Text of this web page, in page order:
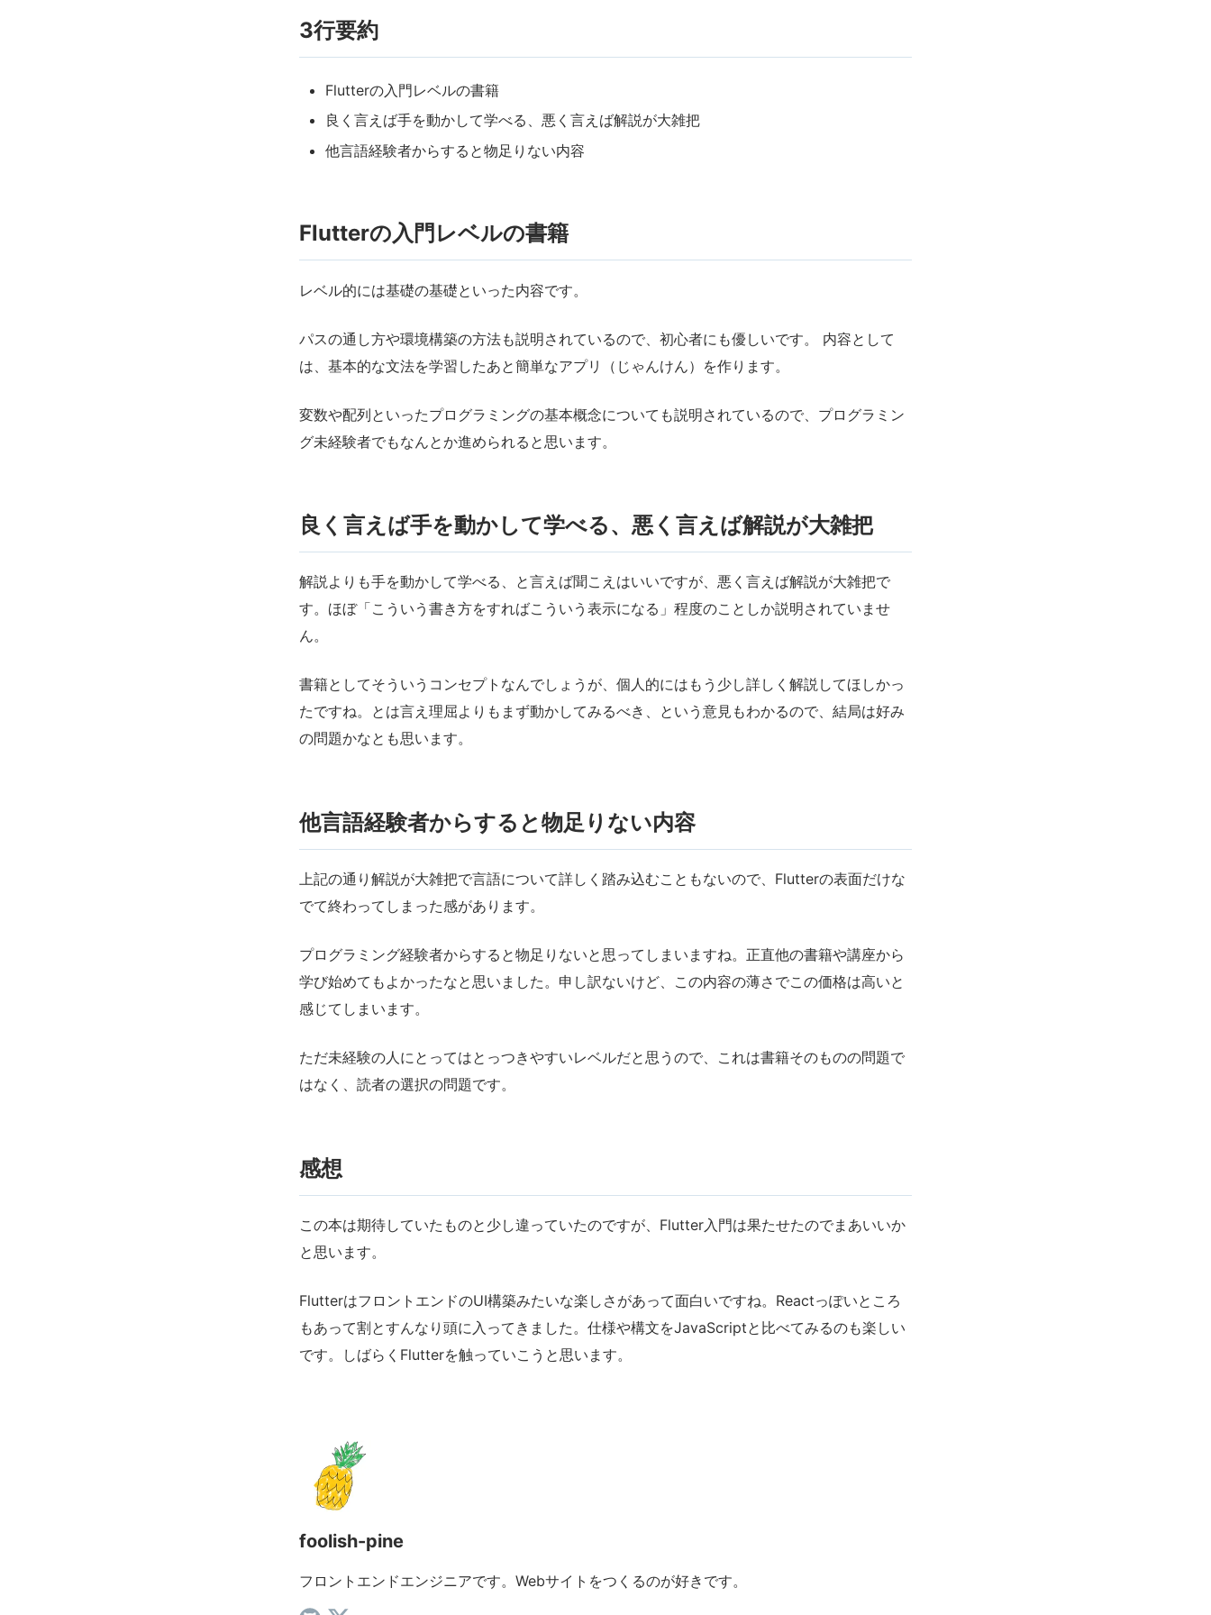
3行要約
Flutterの入門レベルの書籍
良く言えば手を動かして学べる、悪く言えば解説が大雑把
他言語経験者からすると物足りない内容
Flutterの入門レベルの書籍
レベル的には基礎の基礎といった内容です。
パスの通し方や環境構築の方法も説明されているので、初心者にも優しいです。 内容として
は、基本的な文法を学習したあと簡単なアプリ（じゃんけん）を作ります。
変数や配列といったプログラミングの基本概念についても説明されているので、プログラミン
グ未経験者でもなんとか進められると思います。
良く言えば手を動かして学べる、悪く言えば解説が大雑把
解説よりも手を動かして学べる、と言えば聞こえはいいですが、悪く言えば解説が大雑把で
す。ほぼ「こういう書き方をすればこういう表示になる」程度のことしか説明されていませ
ん。
書籍としてそういうコンセプトなんでしょうが、個人的にはもう少し詳しく解説してほしかっ
たですね。とは言え理屈よりもまず動かしてみるべき、という意見もわかるので、結局は好み
の問題かなとも思います。
他言語経験者からすると物足りない内容
上記の通り解説が大雑把で言語について詳しく踏み込むこともないので、Flutterの表面だけな
でて終わってしまった感があります。
プログラミング経験者からすると物足りないと思ってしまいますね。正直他の書籍や講座から
学び始めてもよかったなと思いました。申し訳ないけど、この内容の薄さでこの価格は高いと
感じてしまいます。
ただ未経験の人にとってはとっつきやすいレベルだと思うので、これは書籍そのものの問題で
はなく、読者の選択の問題です。
感想
この本は期待していたものと少し違っていたのですが、Flutter入門は果たせたのでまあいいか
と思います。
FlutterはフロントエンドのUI構築みたいな楽しさがあって面白いですね。Reactっぽいところ
もあって割とすんなり頭に入ってきました。仕様や構文をJavaScriptと比べてみるのも楽しい
です。しばらくFlutterを触っていこうと思います。
foolish-pine
フロントエンドエンジニアです。Webサイトをつくるのが好きです。